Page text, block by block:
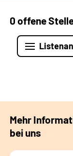
0 offene
Mehr
bei uns